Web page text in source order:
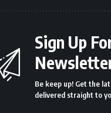
Sign Up
Be keep up! Get the
delivered straight to